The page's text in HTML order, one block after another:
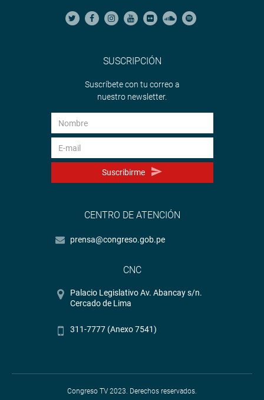
SUSCRIPCIÓN
Suscríbete con tu correo a
nuestro newsletter.
Suscribirme
CENTRO DE ATENCIÓN
prensa@congreso.gob.pe
CNC
Palacio Legislativo Av. Abancay s/n.
Cercado de Lima
311-7777 (Anexo 7541)
Congreso TV 2023. Derechos reservados.